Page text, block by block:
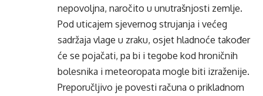
nepovoljna, naročito u unutrašnjosti zemlje.
Pod uticajem sjevernog strujanja i većeg
sadržaja vlage u zraku, osjet hladnoće također
će se pojačati, pa bi i tegobe kod hroničnih
bolesnika i meteoropata mogle biti izraženije.
Preporučljivo je povesti računa o prikladnom